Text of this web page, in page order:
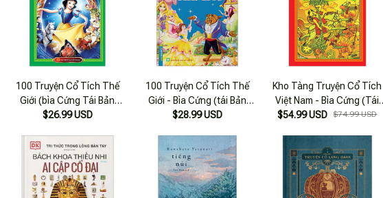
100 Truyện Cổ Tích Thế
Giới (bìa Cứng Tái Bản
2019)
$26.99 USD
100 Truyện Cổ Tích Thế
Giới - Bìa Cứng (tái Bản
2023)
$28.99 USD
Kho Tàng Truyện Cổ Tích
Việt Nam - Bìa Cứng (Tái
Bản 2023)
$54.99 USD $74.99 USD